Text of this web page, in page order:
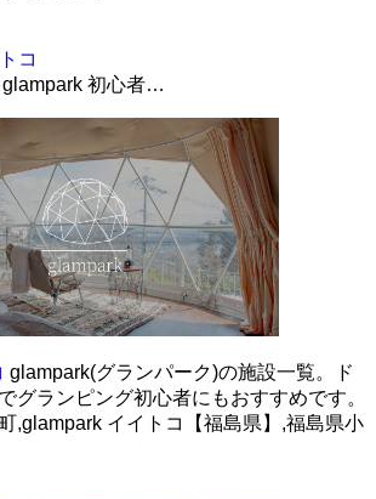
コ
初心者…
glampark(グランパーク)の施設一覧。ド
グランピング初心者にもおすすめです。
,glampark イイトコ【福島県】,福島県小